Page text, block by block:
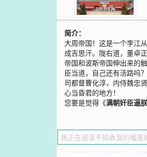
简介：
大周帝国！这是一个李江
成吉思汗。陇右道，董卓
帝国和波斯帝国伸出来的
臣当道，自己还有活路吗
司都督曹化淳，内侍魏忠
心当昏君的地方！
您要是觉得《满朝奸臣逼